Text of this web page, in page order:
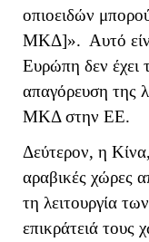
οπιοειδών
ΜΚΔ]». Αυτό
Ευρώπη δεν έχει
απαγόρευση της
ΜΚΔ στην ΕΕ.
Δεύτερον, η
αραβικές χώρες
τη λειτουργία
επικράτειά τους